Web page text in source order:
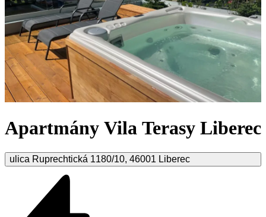
Apartmány Vila Terasy Liberec
ulica Ruprechtická 1180/10, 46001 Liberec